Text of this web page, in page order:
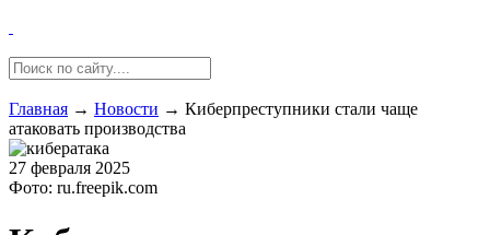
Главная → Новости → Киберпреступники стали чаще
атаковать производства
27 февраля 2025
Фото: ru.freepik.com